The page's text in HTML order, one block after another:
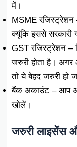
में।
MSME रजिस्ट्रेशन
क्यूंकि इससे सरकारी
GST रजिस्ट्रेशन –
जरुरी होता है।
तो ये बेहद जरुरी हो
बैंक अकाउंट – आप
खोलें।
जरुरी लाइसेंस